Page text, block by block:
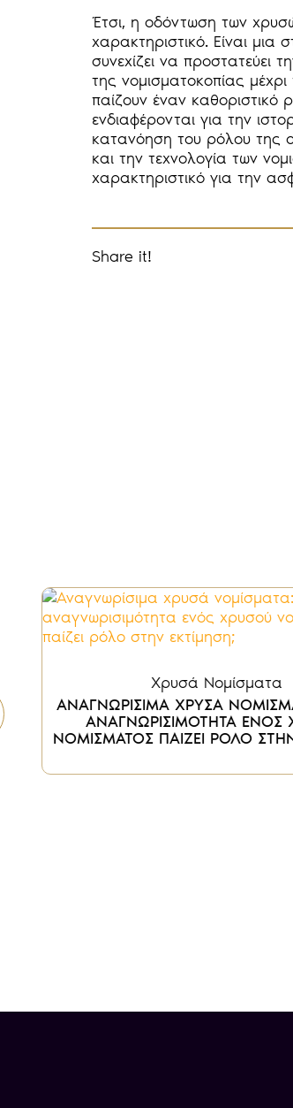
Έτσι, η οδόντωση των
χαρακτηριστικό. Είναι
συνεχίζει να προστατεύει
της νομισματοκοπίας
παίζουν έναν
ενδιαφέρονται για την
κατανόηση του ρόλου της
και την τεχνολογία των
χαρακτηριστικό για την
Share it!
Χρυσά Νομίσματα
ΑΝΑΓΝΩΡΙΣΙΜΑ ΧΡΥΣΑ
ΑΝΑΓΝΩΡΙΣΙΜΟΤΗΤΑ ΕΝΟΣ
ΝΟΜΙΣΜΑΤΟΣ ΠΑΙΖΕΙ ΡΟΛΟ